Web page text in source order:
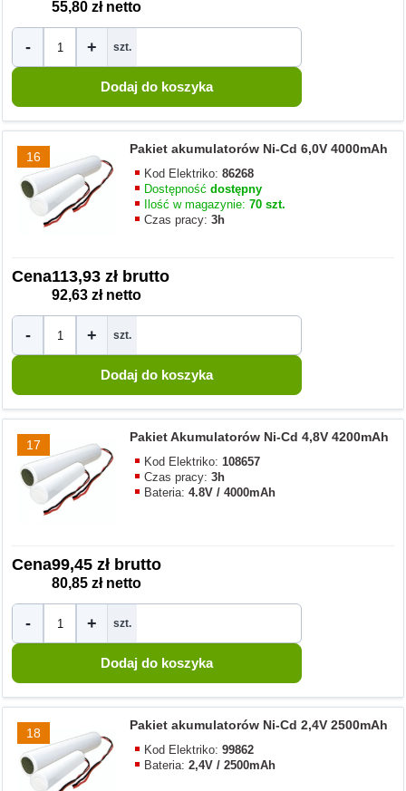
55,80 zł netto
- + szt.
16
Pakiet akumulatorów Ni-Cd 6,0V 4000mAh
Kod Elektriko:86268
Dostępnośćdostępny
Ilość w magazynie:70 szt.
Czas pracy:3h
Cena113,93 zł brutto
92,63 zł netto
- + szt.
17
Pakiet Akumulatorów Ni-Cd 4,8V 4200mAh
Kod Elektriko:108657
Czas pracy:3h
Bateria:4.8V / 4000mAh
Cena99,45 zł brutto
80,85 zł netto
- + szt.
18
Pakiet akumulatorów Ni-Cd 2,4V 2500mAh
Kod Elektriko:99862
Bateria:2,4V / 2500mAh